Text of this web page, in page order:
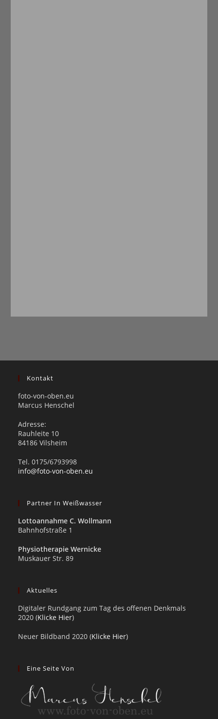
Kontakt
foto-von-oben.eu
Marcus Henschel
Adresse:
Rauhleite 10
84186 Vilsheim
Tel. 0175/6793998
info@foto-von-oben.eu
Partner In Weißwasser
Lottoannahme C. Wollmann
Bahnhofstraße 1
Physiotherapie Wernicke
Muskauer Str. 89
Aktuelles
Digitaler Rundgang zum Tag des offenen Denkmals
2020 (Klicke Hier)
Neuer Bildband 2020 (Klicke Hier)
Eine Seite Von